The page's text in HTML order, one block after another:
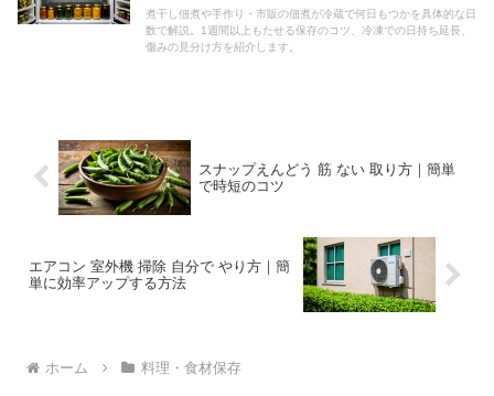
煮干し佃煮や手作り・市販の佃煮が冷蔵で何日もつかを具体的な日
数で解説。1週間以上もたせる保存のコツ、冷凍での日持ち延長、
傷みの見分け方を紹介します。
スナップえんどう 筋 ない 取り方｜簡単
で時短のコツ
エアコン 室外機 掃除 自分で やり方｜簡
単に効率アップする方法
ホーム 料理・食材保存